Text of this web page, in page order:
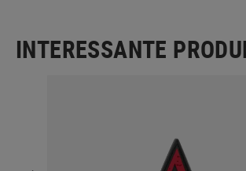
INTERESSANTE